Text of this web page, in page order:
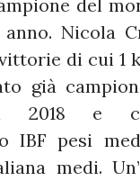
del
anno. Nicola
di cui 1
già
2018 e
IBF pesi
medi.